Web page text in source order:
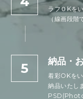
ラフＯKを
（線画段階
5 納品・
着彩OKを
納品いたし